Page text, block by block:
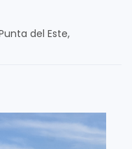
del Este,